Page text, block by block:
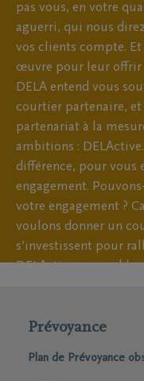
pas vous, en votre
aguerri, qui nous
vos clients compte.
œuvre pour leur offrir
DELA entend vous
courtier partenaire,
partenariat à la
ambitions :
différence, pour vous
engagement.
votre engagement ?
voulons donner un
s’investissent pour
DELActive,
Prévoyance
Plan de Prévoyance